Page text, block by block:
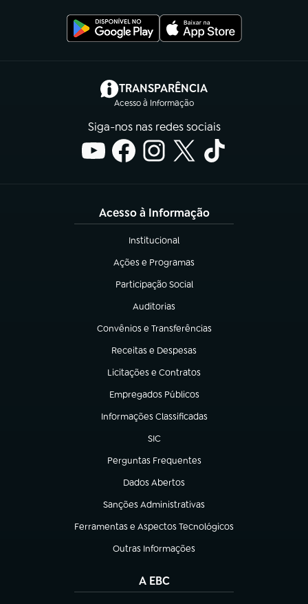
TRANSPARÊNCIA
Acesso à Informação
(abre em nova aba)
Siga-nos nas redes sociais
Acesso à Informação
Institucional
(abre em nova aba)
Ações e Programas
(abre em nova aba)
Participação Social
(abre em nova aba)
Auditorias
(abre em nova aba)
Convênios e Transferências
(abre em nova aba)
Receitas e Despesas
(abre em nova aba)
Licitações e Contratos
(abre em nova aba)
Empregados Públicos
(abre em nova aba)
Informações Classificadas
(abre em nova aba)
SIC
(abre em nova aba)
Perguntas Frequentes
(abre em nova aba)
Dados Abertos
(abre em nova aba)
Sanções Administrativas
(abre em nova aba)
Ferramentas e Aspectos Tecnológicos
(abre em nova aba)
Outras Informações
(abre em nova aba)
A EBC